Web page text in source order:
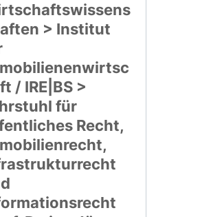
> Institut
/ IRE|BS >
für
Recht,